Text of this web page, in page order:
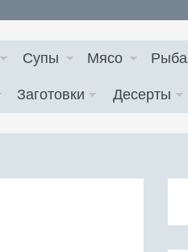
Супы Мясо Рыба
Заготовки Десерты